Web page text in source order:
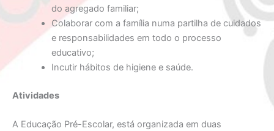
do agregado familiar;
Colaborar com a família numa partilha de cuidados
e responsabilidades em todo o processo
educativo;
Incutir hábitos de higiene e saúde.
Atividades
A Educação Pré-Escolar, está organizada em duas